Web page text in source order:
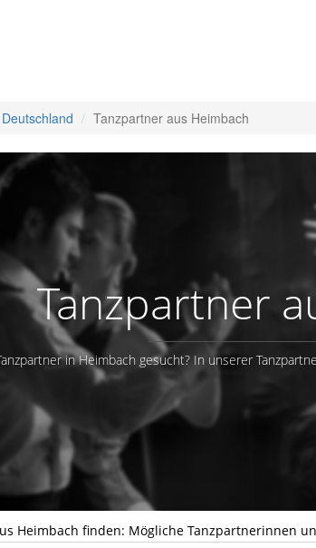
Deutschland Tanzpartner aus Heimbach
Tanzpartner
in Heimbach gesucht? In unserer
Heimbach finden: Mögliche Tanzpartnerinnen